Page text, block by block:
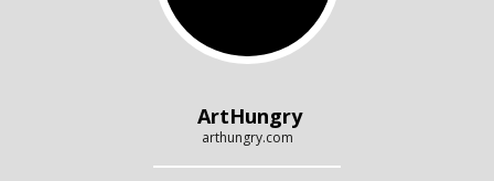
ArtHungry
arthungry.com